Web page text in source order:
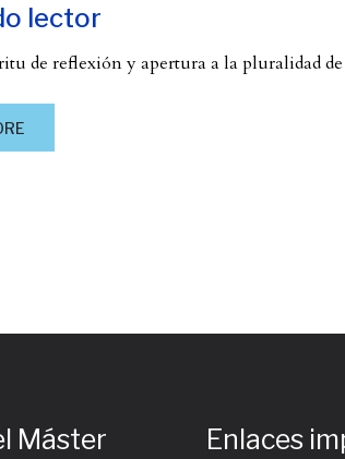
lector
de reflexión y apertura a la pluralidad
Máster Enlaces